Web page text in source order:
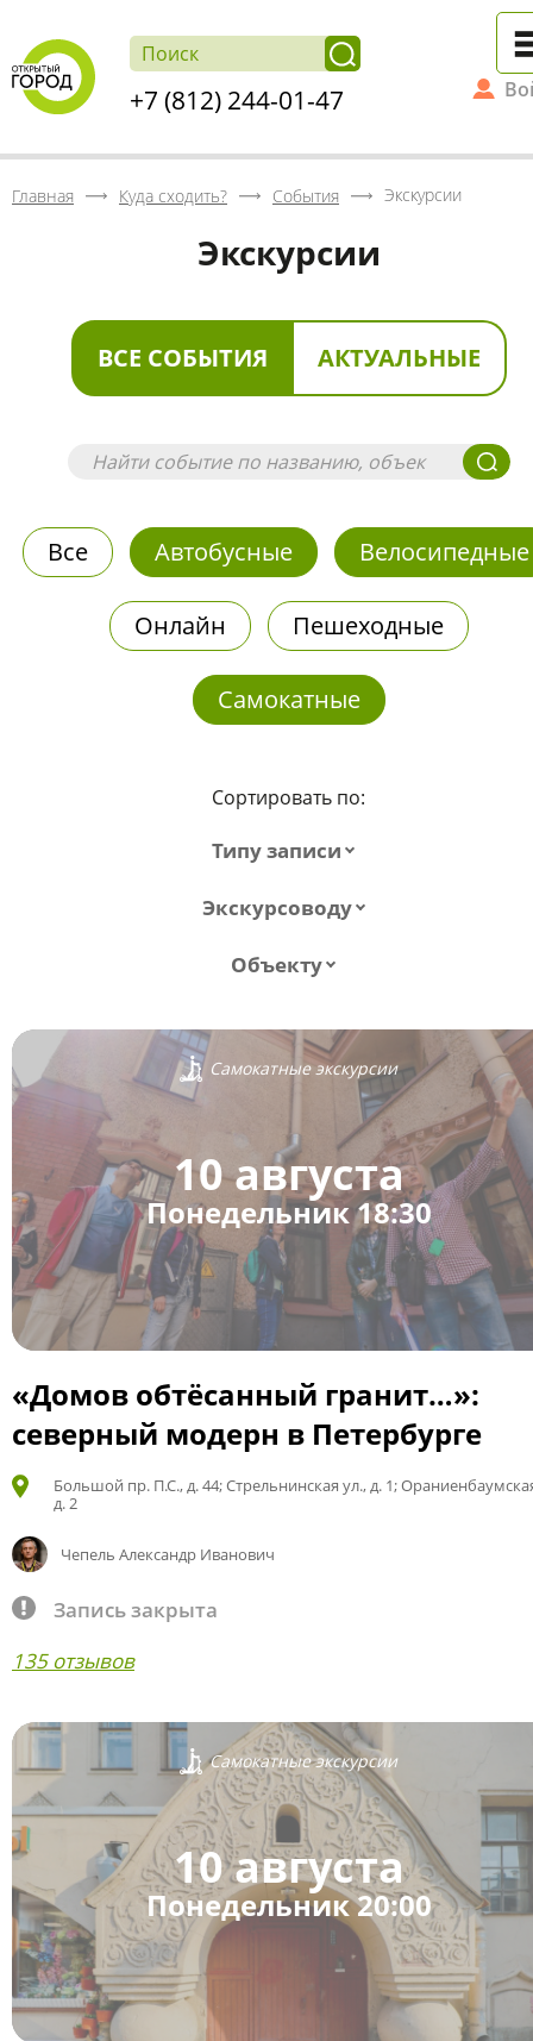
+7 (812) 244-01-47
Главная Куда сходить? События Экскурсии
Экскурсии
ВСЕ СОБЫТИЯ АКТУАЛЬНЫЕ
Все Автобусные Велосипедные
Онлайн Пешеходные
Самокатные
Сортировать по:
Типу записи
Экскурсоводу
Объекту
Самокатные экскурсии
10 августа
Понедельник 18:30
«Домов обтёсанный гранит…»:
северный модерн в Петербурге
Большой пр. П.С., д. 44; Стрельнинская ул., д. 1;
д. 2
Чепель Александр Иванович
Запись закрыта
135 отзывов
Самокатные экскурсии
10 августа
Понедельник 20:00